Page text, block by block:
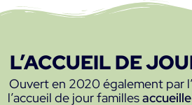
L’ACCUEIL DE
Ouvert en 2020 également par l’
l’accueil de jour familles